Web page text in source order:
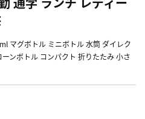
マグボトル ミニボトル 水筒 ダイレク
ンボトル コンパクト 折りたたみ 小さ